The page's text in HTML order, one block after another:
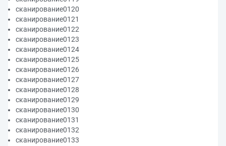
сканирование0120
сканирование0121
сканирование0122
сканирование0123
сканирование0124
сканирование0125
сканирование0126
сканирование0127
сканирование0128
сканирование0129
сканирование0130
сканирование0131
сканирование0132
сканирование0133